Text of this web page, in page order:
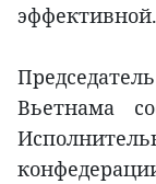
эффективной.
Вьетнама